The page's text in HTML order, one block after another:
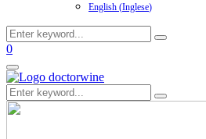
English (Inglese)
Search
for:
Search
Facebook
Twitter
Instagram
Linkedin
Youtube
0
Primary
Menu
Search
for:
Search